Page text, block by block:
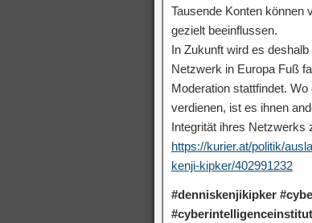
Tausende Konten können
gezielt beeinflussen.
In Zukunft wird es
Netzwerk in Europa Fuß
Moderation stattfindet.
verdienen, ist es ihnen
Integrität ihres Netzwerks
https://kurier.at/politik/
kenji-kipker/402991232
#denniskenjikipker